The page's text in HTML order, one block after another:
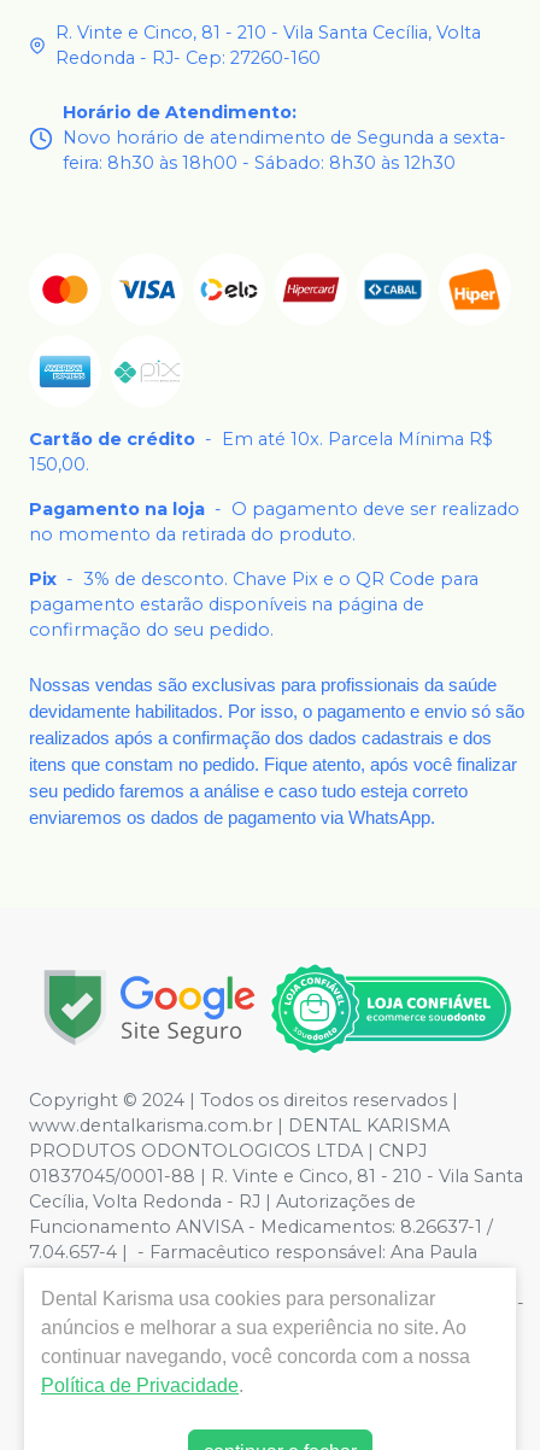
R. Vinte e Cinco, 81 - 210 - Vila Santa Cecília, Volta
Redonda - RJ- Cep: 27260-160
Horário de Atendimento:
Novo horário de atendimento de Segunda a sexta-
feira: 8h30 às 18h00 - Sábado: 8h30 às 12h30
Cartão de crédito -
Em até 10x. Parcela Mínima R$
150,00.
Pagamento na loja - O pagamento deve ser realizado
no momento da retirada do produto.
Pix - 3% de desconto. Chave Pix e o QR Code para
pagamento estarão disponíveis na página de
confirmação do seu pedido.
Nossas vendas são exclusivas para profissionais da saúde
devidamente habilitados. Por isso, o pagamento e envio só são
realizados após a confirmação dos dados cadastrais e dos
itens que constam no pedido. Fique atento, após você finalizar
seu pedido faremos a análise e caso tudo esteja correto
enviaremos os dados de pagamento via WhatsApp.
Copyright © 2024 | Todos os direitos reservados |
www.dentalkarisma.com.br | DENTAL KARISMA
PRODUTOS ODONTOLOGICOS LTDA | CNPJ
01837045/0001-88 | R. Vinte e Cinco, 81 - 210 - Vila Santa
Cecília, Volta Redonda - RJ | Autorizações de
Funcionamento ANVISA - Medicamentos: 8.26637-1 /
7.04.657-4 | - Farmacêutico responsável: Ana Paula
Privacidade e Segurança - Fotos meramente ilustrativas -
Os preços e condições da loja virtual estão sujeitos a
alterações. Em caso de divergência de preços no site, o
valor válido é o do Carrinho de Compra. Não vendemos
atender compras de grandes volumes pelo site.
Dental Karisma usa cookies para personalizar
anúncios e melhorar a sua experiência no site. Ao
continuar navegando, você concorda com a nossa
Política de Privacidade.